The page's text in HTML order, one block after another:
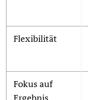
Flexibilität
Fokus auf